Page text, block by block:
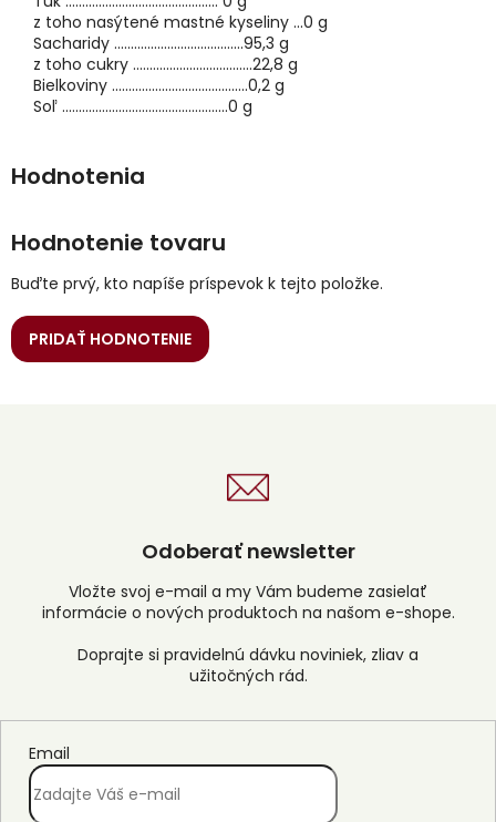
z toho nasýtené mastné kyseliny ...0 g
Sacharidy .......................................95,3 g
z toho cukry ....................................22,8 g
Bielkoviny .........................................0,2 g
Soľ ..................................................0 g
Hodnotenie tovaru
Buďte prvý, kto napíše príspevok k tejto položke.
PRIDAŤ HODNOTENIE
Odoberať newsletter
Vložte svoj e-mail a my Vám budeme zasielať
informácie o nových produktoch na našom e-shope.
Email